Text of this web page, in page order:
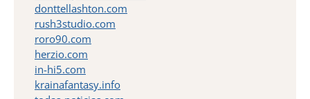
donttellashton.com
rush3studio.com
roro90.com
herzio.com
in-hi5.com
krainafantasy.info